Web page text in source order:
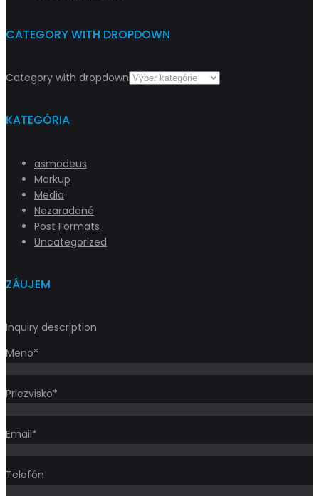
CATEGORY WITH DROPDOWN
Category with dropdown
KATEGÓRIA
asmodeus
Markup
Media
Nezaradené
Post Formats
Uncategorized
ZÁUJEM
Inquiry description
Meno*
Priezvisko*
Email*
Telefón